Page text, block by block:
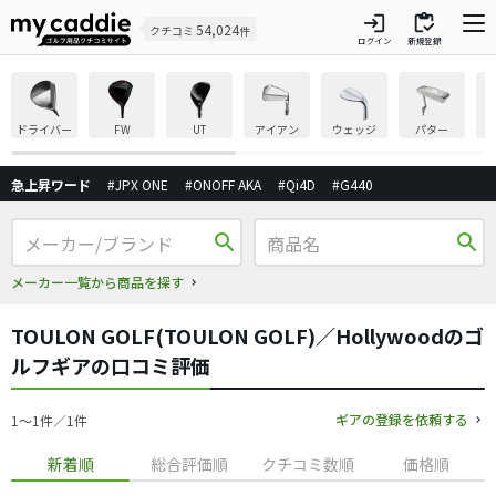
クチコミ 54,024件 login
ログイン
inventory
新規登録
ドライバー FW UT アイアン ウェッジ パター
急上昇ワード #JPX ONE #ONOFF AKA #Qi4D #G440
search
メーカー一覧から商品を探す
search
TOULON GOLF(TOULON GOLF)／Hollywoodのゴ
ルフギアの口コミ評価
1〜1件／1件 ギアの登録を依頼する
新着順 総合評価順 クチコミ数順 価格順